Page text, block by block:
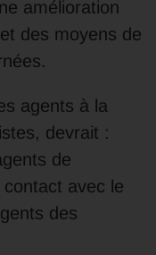
amélioration
des moyens de
agents à la
devrait :
de
contact avec le
des